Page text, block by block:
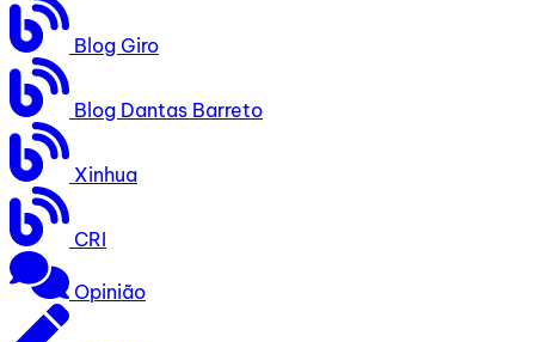
Blog Giro
Blog Dantas Barreto
Xinhua
CRI
Opinião